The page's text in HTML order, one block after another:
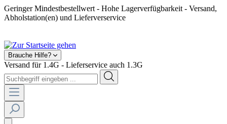
Geringer Mindestbestellwert - Hohe Lagerverfügbarkeit - Versand,
Abholstation(en) und Lieferverservice
Brauche Hilfe?
Versand für 1.4G - Lieferservice auch 1.3G